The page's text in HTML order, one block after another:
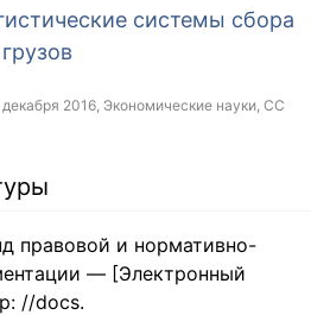
системы сбора
декабря 2016, Экономические науки, CC
правовой и нормативно-
— [Электронный
//docs.